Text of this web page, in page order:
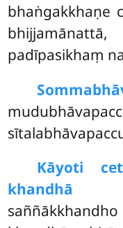
bhaṅgakkhaṇe
padīpasikhaṃ
Kāyoti
khandhā